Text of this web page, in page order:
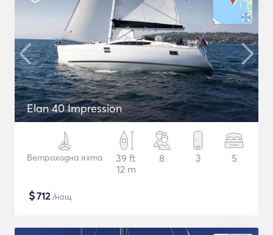
Elan 40 Impression
Ветроходна яхта
39 ft
12 m
8 3 5
$712/нощ